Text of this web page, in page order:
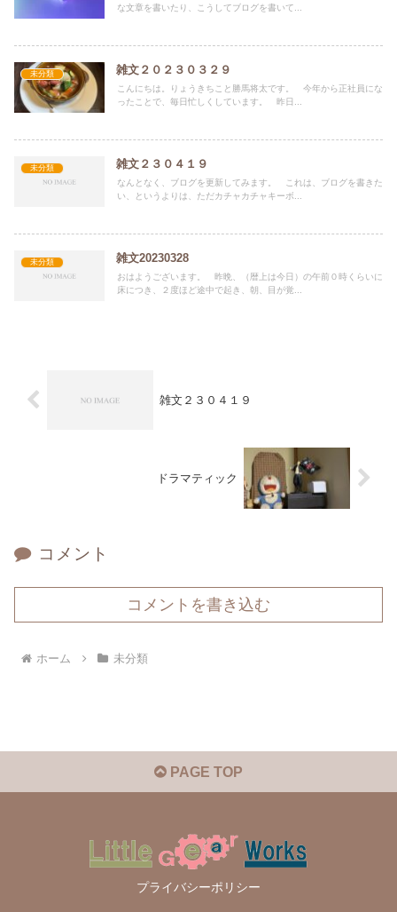
な文章を書いたり、こうしてブログを書いて...
未分類 雑文２０２３０３２９
こんにちは。りょうきちこと勝馬将太です。 今年から正社員にな
ったことで、毎日忙しくしています。 昨日...
未分類 雑文２３０４１９
なんとなく、ブログを更新してみます。 これは、ブログを書きた
い、というよりは、ただカチャカチャキーボ...
未分類 雑文20230328
おはようございます。 昨晩、（暦上は今日）の午前０時くらいに
床につき、２度ほど途中で起き、朝、目が覚...
雑文２３０４１９
ドラマティック
コメント
コメントを書き込む
ホーム 未分類
PAGE TOP
プライバシーポリシー